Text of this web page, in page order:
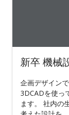
新卒 機械
企画デザイン
3DCADを使っ
ます。 社内の